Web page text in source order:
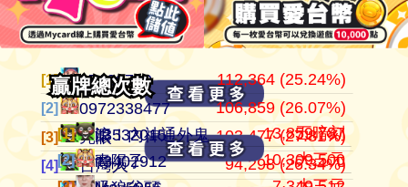
[1] 江湖風雲 105,136,701
[2] 田寮阿寶 37,514,997
[3] 11060203 24,292,366
[4] ‘見好就收’ 21,354,199
贏牌總次數
贏牌總次數
[1] 07100710 112,364 (25.24%)
[2] 0972338477 106,859 (26.07%)
[3] 亮眼 103,477 (27.81%)
[4] 台灣人 94,298 (26.34%)
[1] 07100710 445,152
[2] 0972338477 409,909
[3] 亮眼 372,053
[4] 台灣人 357,982
[1] 滾！內神通外鬼坐斃A賽金13,859,787
[2] 青陽子 10,309,500
[1] it3532015 五暗刻
[2] it3402912 大三元